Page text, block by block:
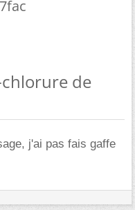
de
j'ai pas fais gaffe